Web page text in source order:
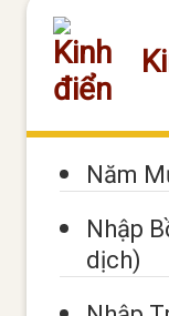
Năm
Nhập
dịch)